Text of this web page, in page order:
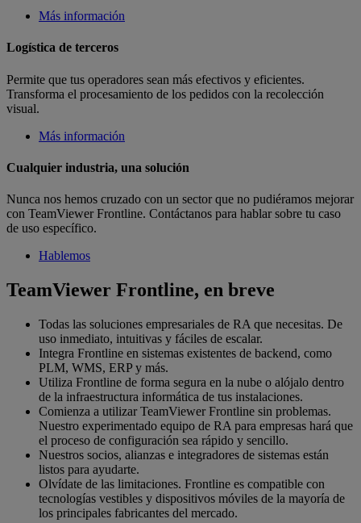
Más información
Logística de terceros
Permite que tus operadores sean más efectivos y eficientes.
Transforma el procesamiento de los pedidos con la recolección
visual.
Más información
Cualquier industria, una solución
Nunca nos hemos cruzado con un sector que no pudiéramos mejorar
con TeamViewer Frontline. Contáctanos para hablar sobre tu caso
de uso específico.
Hablemos
TeamViewer Frontline, en breve
Todas las soluciones empresariales de RA que necesitas. De
uso inmediato, intuitivas y fáciles de escalar.
Integra Frontline en sistemas existentes de backend, como
PLM, WMS, ERP y más.
Utiliza Frontline de forma segura en la nube o alójalo dentro
de la infraestructura informática de tus instalaciones.
Comienza a utilizar TeamViewer Frontline sin problemas.
Nuestro experimentado equipo de RA para empresas hará que
el proceso de configuración sea rápido y sencillo.
Nuestros socios, alianzas e integradores de sistemas están
listos para ayudarte.
Olvídate de las limitaciones. Frontline es compatible con
tecnologías vestibles y dispositivos móviles de la mayoría de
los principales fabricantes del mercado.